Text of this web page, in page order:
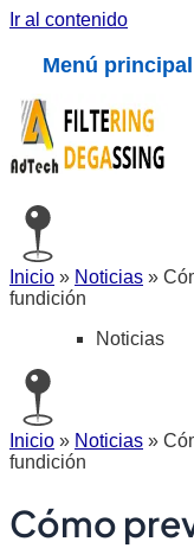
Ir al contenido
Menú principal
Inicio » Noticias »
fundición
Noticias
Inicio » Noticias »
fundición
Cómo